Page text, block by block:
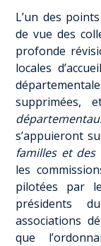
L’un des
de vue des
profonde
locales
supprimées,
s’appuieront
familles et
les
pilotées par
présidents
associations
que